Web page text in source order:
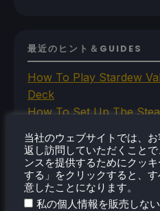
最近のヒント＆GUIDES
How To Play Stardew
Deck
How To Set Up The
How To Install The
Princess PC Port On
How To Set Up The
Native PC Ports On
当社のウェブサイトでは、
返し訪問していただくこと
ンスを提供するためにクッ
する」をクリックすると、
意したことになります。
私の個人情報を販売しな